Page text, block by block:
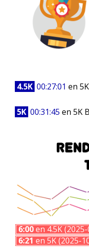
4.5K 00:27:01 en
5K 00:31:45 en 5K
6:00en 4.5K
6:21 en 5K (2025-